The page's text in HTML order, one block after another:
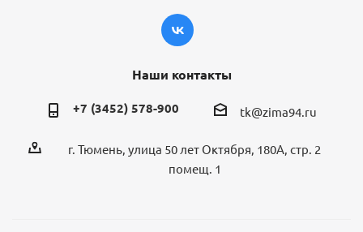
Наши контакты
+7 (3452) 578-900 tk@zima94.ru
г. Тюмень, улица 50 лет Октября, 180А, стр. 2
помещ. 1